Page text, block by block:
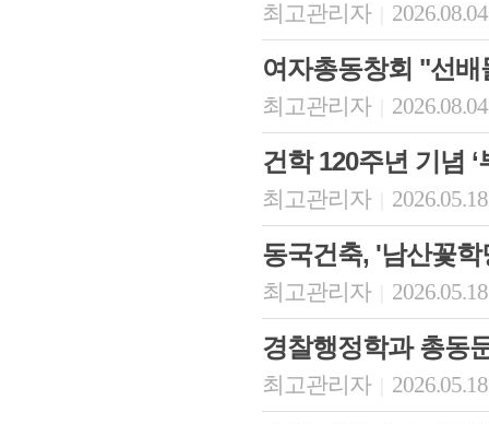
최고관리자
여자총동창회 "선
최고관리자
건학 120주년 기념
최고관리자
동국건축, '남산꽃
최고관리자
경찰행정학과 총동
최고관리자